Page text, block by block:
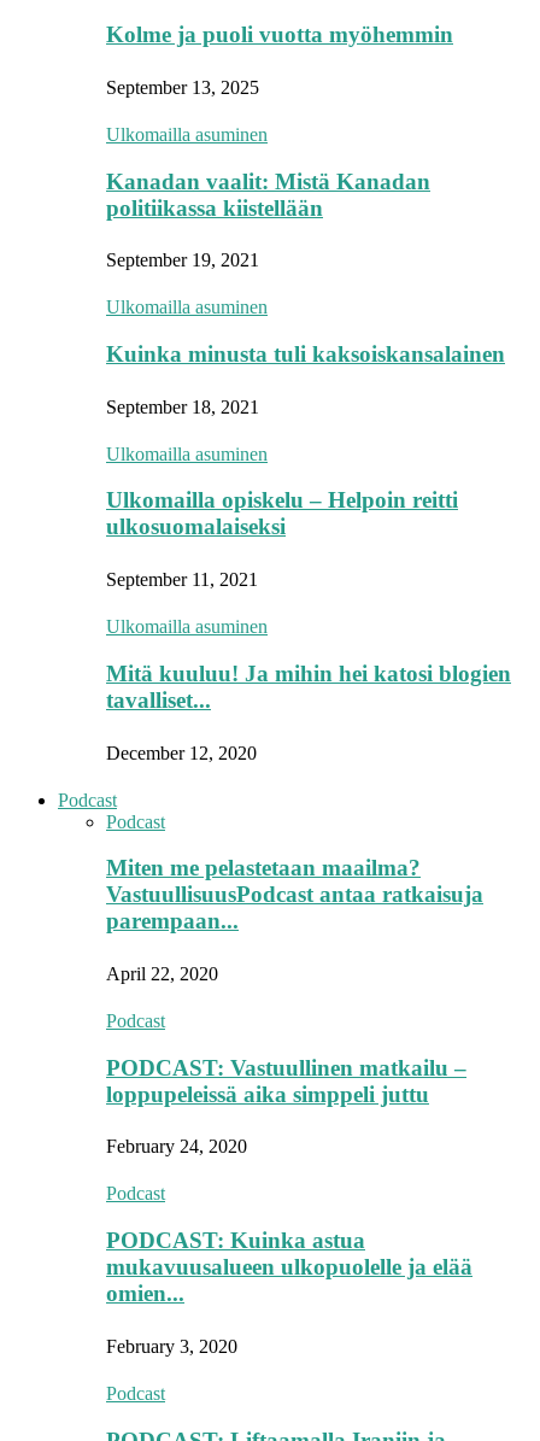
Kolme ja puoli vuotta myöhemmin
September 13, 2025
Ulkomailla asuminen
Kanadan vaalit: Mistä Kanadan
politiikassa kiistellään
September 19, 2021
Ulkomailla asuminen
Kuinka minusta tuli kaksoiskansalainen
September 18, 2021
Ulkomailla asuminen
Ulkomailla opiskelu – Helpoin reitti
ulkosuomalaiseksi
September 11, 2021
Ulkomailla asuminen
Mitä kuuluu! Ja mihin hei katosi blogien
tavalliset...
December 12, 2020
Podcast
Podcast
Miten me pelastetaan maailma?
VastuullisuusPodcast antaa ratkaisuja
parempaan...
April 22, 2020
Podcast
PODCAST: Vastuullinen matkailu –
loppupeleissä aika simppeli juttu
February 24, 2020
Podcast
PODCAST: Kuinka astua
mukavuusalueen ulkopuolelle ja elää
omien...
February 3, 2020
Podcast